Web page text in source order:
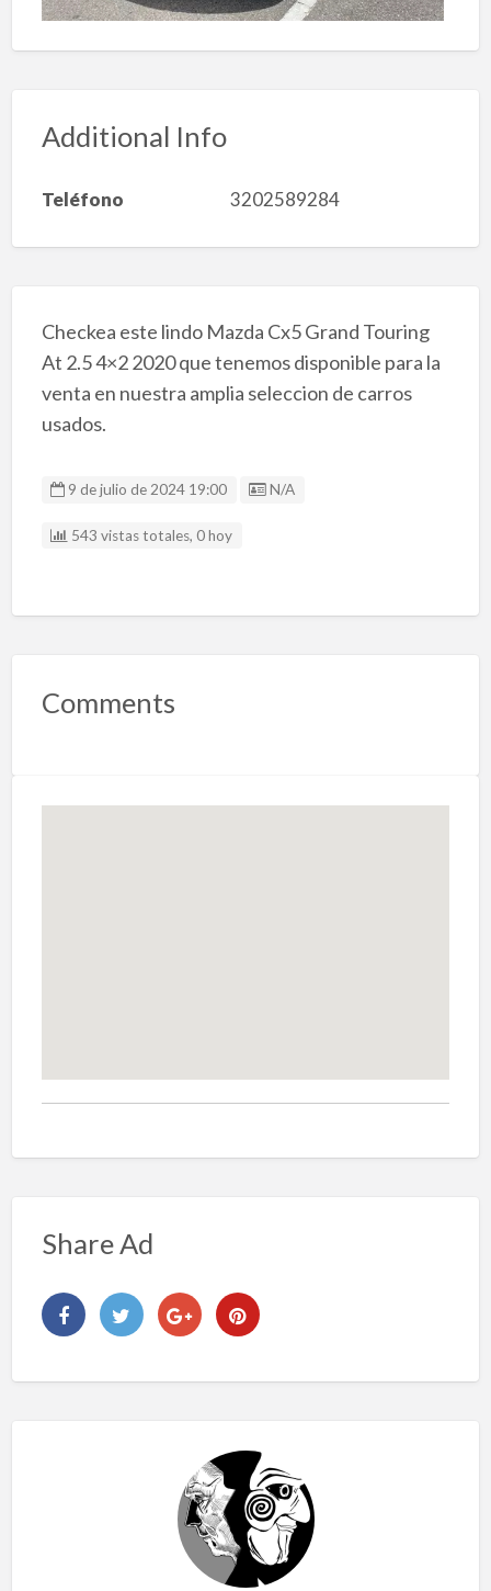
Additional Info
Teléfono 3202589284
Checkea este lindo Mazda Cx5 Grand Touring
At 2.5 4×2 2020 que tenemos disponible para la
venta en nuestra amplia seleccion de carros
usados.
9 de julio de 2024 19:00 Listing ID
N/A
543 vistas totales, 0 hoy
Comments
Share Ad